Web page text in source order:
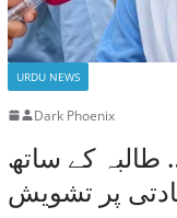
URDU NEWS
Dark Phoenix
طالبہ کے ساتھ
پر تشویش